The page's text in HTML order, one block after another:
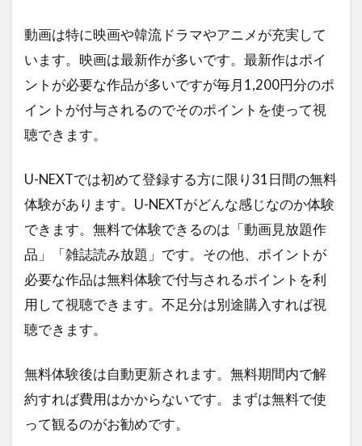
動画は特に映画や韓流ドラマやアニメが充実して
います。映画は最新作が多いです。最新作はポイ
ントが必要な作品が多いですが毎月1,200円分のポ
イントが付与されるのでそのポイントを使って視
聴できます。
U-NEXTでは初めて登録する方に限り31日間の無料
体験があります。U-NEXTがどんな感じなのか体験
できます。無料で体験できるのは「動画見放題作
品」「雑誌読み放題」です。その他、ポイントが
必要な作品は無料体験で付与されるポイントを利
用して視聴できます。不足分は別途購入すれば視
聴できます。
無料体験後は自動更新されます。無料期間内で解
約すれば費用はかからないです。まずは無料で使
って観るのがお勧めです。